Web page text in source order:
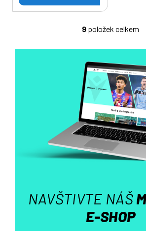
O
á
d
a
c
í
p
r
v
k
y
p
i
s
9 položek celkem
NAVŠTIVTE NÁŠ
E-SHOP